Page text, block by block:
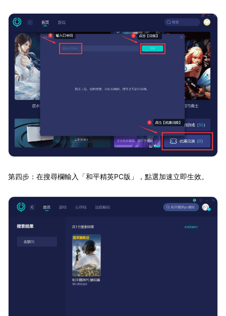
第四步：在搜尋欄輸入「和平精英PC版」，點選加速立即生效。